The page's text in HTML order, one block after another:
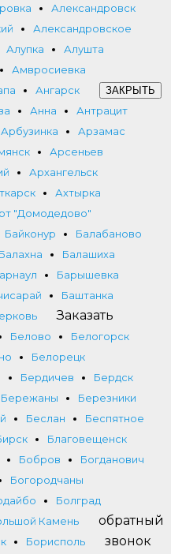
Александровск
Александровское
Алупка
Алушта
Амвросиевка
Ангарск
Анна
Антрацит
Арбузинка
Арзамас
Арсеньев
Архангельск
Ахтырка
"Домодедово"
Байконур
Балабаново
Балахна
Балашиха
Барышевка
Баштанка
Белово
Белогорск
Белорецк
Бердичев
Бердск
Бережаны
Березники
Беслан
Беспятное
Благовещенск
Бобров
Богданович
Богородчаны
Болград
Камень
Борисполь
ЗАКРЫТЬ
Заказать
обратный
звонок